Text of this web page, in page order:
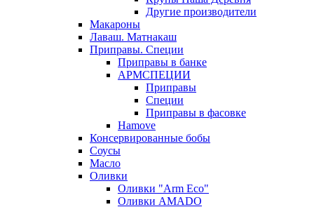
Другие производители
Макароны
Лаваш. Матнакаш
Приправы. Специи
Приправы в банке
АРМСПЕЦИИ
Приправы
Специи
Приправы в фасовке
Hamove
Консервированные бобы
Соусы
Масло
Оливки
Оливки "Arm Eco"
Оливки AMADO